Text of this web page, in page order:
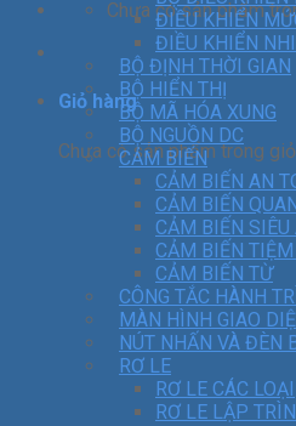
Chưa có sản phẩm
Giỏ hàng
Chưa có sản phẩm trong giỏ
ĐIỀU KHIỂN
ĐIỀU KHIỂN
BỘ ĐỊNH THỜI GIAN
BỘ HIỂN THỊ
BỘ MÃ HÓA XUNG
BỘ NGUỒN DC
CẢM BIẾN
CẢM BIẾN AN
CẢM BIẾN
CẢM BIẾN
CẢM BIẾN
CẢM BIẾN TỪ
CÔNG TẮC HÀNH
MÀN HÌNH GIAO
NÚT NHẤN VÀ ĐÈN
RƠ LE
RƠ LE CÁC LOẠI
RƠ LE LẬP